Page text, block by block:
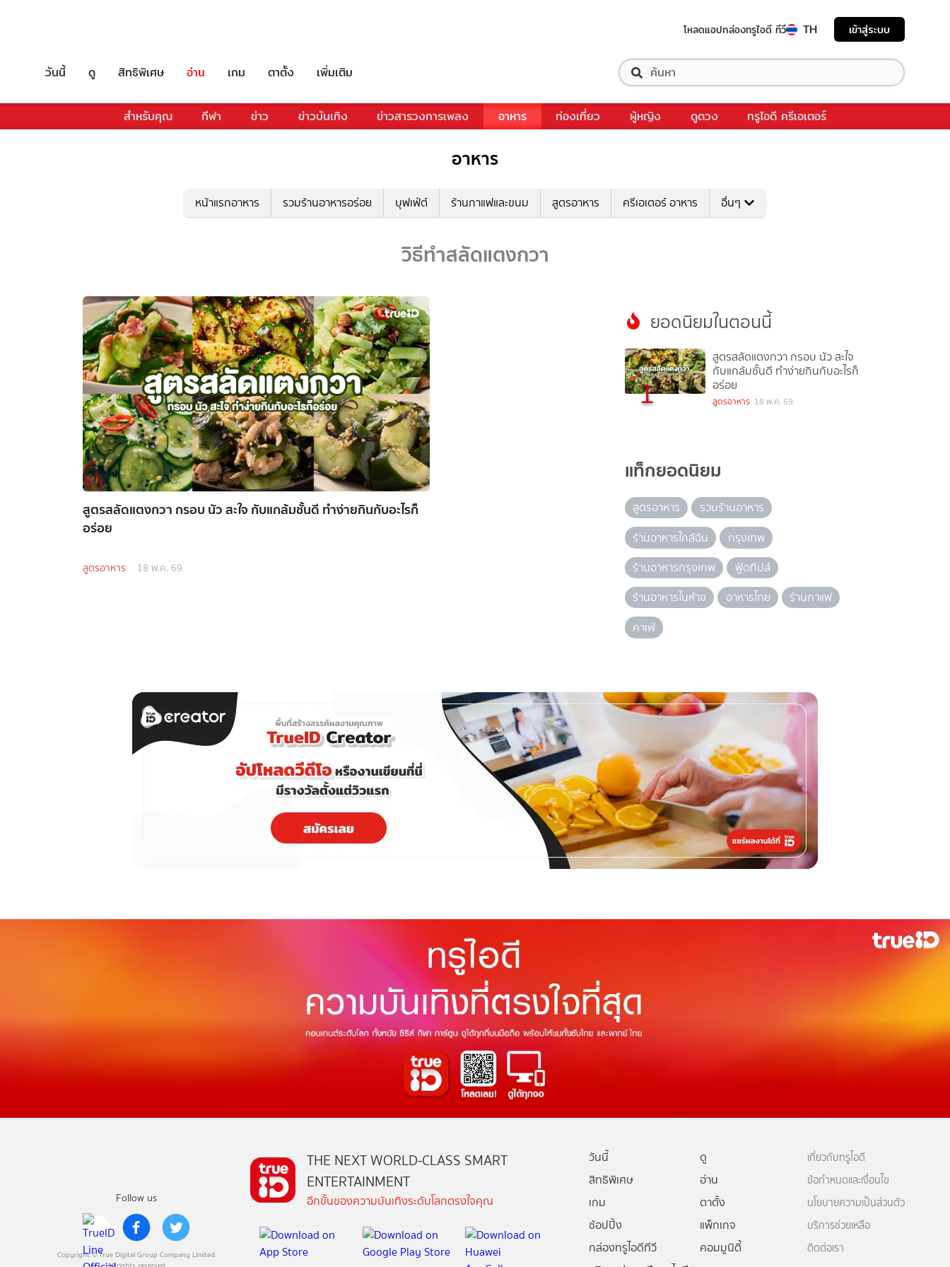
โหลดแอปกล่องทรูไอดี ทีวี TH เข้าสู่ระบบ
วันนี้ ดู สิทธิพิเศษ อ่าน เกม ตาตั้ง เพิ่มเติม
สำหรับคุณ กีฬา ข่าว ข่าวบันเทิง ข่าวสารวงการเพลง อาหาร ท่องเที่ยว ผู้หญิง ดูดวง ทรูไอดี ครีเอเตอร์
อาหาร
หน้าแรกอาหาร รวมร้านอาหารอร่อย บุฟเฟ่ต์ ร้านกาแฟและขนม สูตรอาหาร ครีเอเตอร์ อาหาร อื่นๆ
วิธีทำสลัดแตงกวา
สูตรสลัดแตงกวา กรอบ นัว สะใจ กับแกล้มชั้นดี ทำง่ายกินกับอะไรก็
อร่อย
สูตรอาหาร 18 พ.ค. 69
ยอดนิยมในตอนนี้
1
สูตรสลัดแตงกวา กรอบ นัว สะใจ
กับแกล้มชั้นดี ทำง่ายกินกับอะไรก็
อร่อย
สูตรอาหาร 18 พ.ค. 69
แท็กยอดนิยม
สูตรอาหาร
รวมร้านอาหาร
ร้านอาหารใกล้ฉัน
กรุงเทพ
ร้านอาหารกรุงเทพ
ฟู้ดทิปส์
ร้านอาหารในห้าง
อาหารไทย
ร้านกาแฟ
คาเฟ่
Follow us
Copyright © True Digital Group Company Limited.
THE NEXT WORLD-CLASS SMART
ENTERTAINMENT
อีกขั้นของความบันเทิงระดับโลกตรงใจคุณ
วันนี้
ดู
สิทธิพิเศษ
อ่าน
เกม
ตาตั้ง
ช้อปปิ้ง
แพ็กเกจ
กล่องทรูไอดีทีวี
คอมมูนิตี้
เกี่ยวกับทรูไอดี
ข้อกำหนดและเงื่อนไข
นโยบายความเป็นส่วนตัว
บริการช่วยเหลือ
ติดต่อเรา